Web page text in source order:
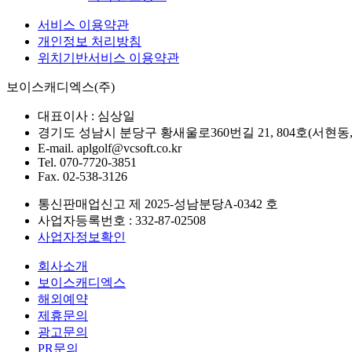
서비스 이용약관
개인정보 처리방침
위치기반서비스 이용약관
보이스캐디엑스(주)
대표이사 : 심상일
경기도 성남시 분당구 황새울로360번길 21, 804호(서현
E-mail. aplgolf@vcsoft.co.kr
Tel. 070-7720-3851
Fax. 02-538-3126
통신판매업신고 제 2025-성남분당A-0342 호
사업자등록번호 : 332-87-02508
사업자정보확인
회사소개
보이스캐디엑스
해외예약
제휴문의
광고문의
PR문의